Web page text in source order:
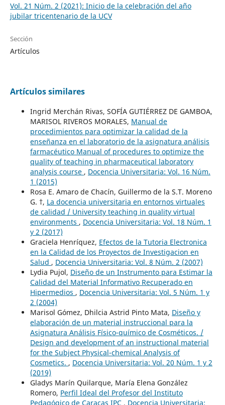
Vol. 21 Núm. 2 (2021): Inicio de la celebración del año
jubilar tricentenario de la UCV
Sección
Artículos
Artículos similares
Ingrid Merchán Rivas, SOFÍA GUTIÉRREZ DE GAMBOA,
MARISOL RIVEROS MORALES, Manual de
procedimientos para optimizar la calidad de la
enseñanza en el laboratorio de la asignatura análisis
farmacéutico Manual of procedures to optimize the
quality of teaching in pharmaceutical laboratory
analysis course , Docencia Universitaria: Vol. 16 Núm.
1 (2015)
Rosa E. Amaro de Chacín, Guillermo de la S.T. Moreno
G. †, La docencia universitaria en entornos virtuales
de calidad / University teaching in quality virtual
environments , Docencia Universitaria: Vol. 18 Núm. 1
y 2 (2017)
Graciela Henríquez, Efectos de la Tutoria Electronica
en la Calidad de los Proyectos de Investigacion en
Salud , Docencia Universitaria: Vol. 8 Núm. 2 (2007)
Lydia Pujol, Diseño de un Instrumento para Estimar la
Calidad del Material Informativo Recuperado en
Hipermedios , Docencia Universitaria: Vol. 5 Núm. 1 y
2 (2004)
Marisol Gómez, Dhilcia Astrid Pinto Mata, Diseño y
elaboración de un material instruccional para la
Asignatura Análisis Físico-químico de Cosméticos. /
Design and development of an instructional material
for the Subject Physical-chemical Analysis of
Cosmetics. , Docencia Universitaria: Vol. 20 Núm. 1 y 2
(2019)
Gladys Marín Quilarque, María Elena González
Romero, Perfil Ideal del Profesor del Instituto
Pedagógico de Caracas IPC , Docencia Universitaria: